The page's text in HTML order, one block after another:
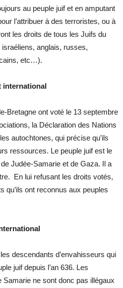
au peuple juif et en amputant
l’attribuer à des terroristes, ou à
les droits de tous les Juifs du
anglais, russes,
etc…).
international
Bretagne ont voté le 13 septembre
la Déclaration des Nations
autochtones, qui précise qu’ils
ressources. Le peuple juif est le
Judée-Samarie et de Gaza. Il a
En lui refusant les droits votés,
qu’ils ont reconnus aux peuples
descendants d’envahisseurs qui
juif depuis l’an 636. Les
ne sont donc pas illégaux